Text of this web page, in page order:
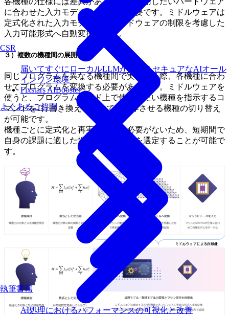
CSR
執筆書籍
届いてすぐにローカルLLMが使えるセキュアなAIオール
インワン環境
Fixstars AIBooster
AI処理におけるパフォーマンスの可視化と改善
よくあるご質問
に合わせた入力モデルへの変換が必要です。ミドルウェアは
定式化された入力モデルを、ハードウェアの制限を考慮した
入力可能形式へ自動変換します。
３）複数の機種間の展開
同じプログラムを異なる機種間で実行する際、各機種に合わ
せてプログラムを変換する必要があります。ミドルウェアを
使うと、プログラムコード上で使用したい機種を指示するコ
マンドを1行書き換えるだけで、動作させる機種の切り替え
が可能です。
機種ごとに定式化と再実装を行う必要がないため、短期間で
自身の課題に適した性能をもつ機種を選定することが可能で
す。